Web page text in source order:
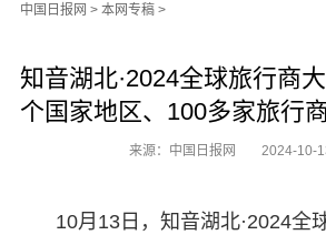
中国日报网 > 本网专稿>
知音湖北·2024全球旅行商
个国家地区、100多家旅行
来源：中国日报网 2024-10-
10月13日，知音湖北·2024全